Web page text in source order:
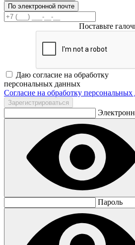
По электронной почте
Поставьте
Даю согласие на обработку
персональных данных
Согласие на обработку
Пароль